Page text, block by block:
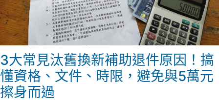
3大常見汰舊換新補助退件原因！搞
懂資格、文件、時限，避免與5萬元
擦身而過